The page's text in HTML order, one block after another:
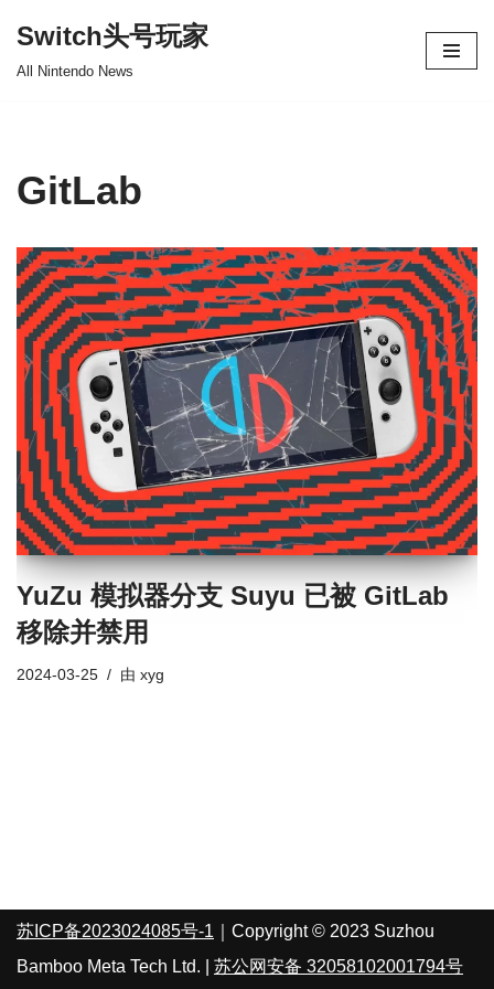
Switch头号玩家
All Nintendo News
GitLab
YuZu 模拟器分支 Suyu 已被 GitLab
移除并禁用
2024-03-25 由 xyg
苏ICP备2023024085号-1 ｜Copyright © 2023 Suzhou
Bamboo Meta Tech Ltd. | 苏公网安备 32058102001794号